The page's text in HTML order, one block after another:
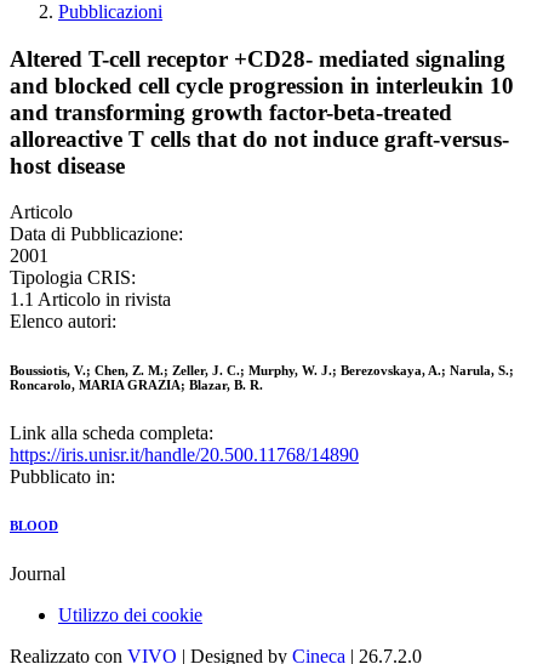
Pubblicazioni
Altered T-cell receptor +CD28- mediated signaling
and blocked cell cycle progression in interleukin 10
and transforming growth factor-beta-treated
alloreactive T cells that do not induce graft-versus-
host disease
Articolo
Data di Pubblicazione:
2001
Tipologia CRIS:
1.1 Articolo in rivista
Elenco autori:
Boussiotis, V.; Chen, Z. M.; Zeller, J. C.; Murphy, W. J.; Berezovskaya, A.; Narula, S.;
Roncarolo, MARIA GRAZIA; Blazar, B. R.
Link alla scheda completa:
https://iris.unisr.it/handle/20.500.11768/14890
Pubblicato in:
BLOOD
Journal
Utilizzo dei cookie
Realizzato con VIVO | Designed by Cineca | 26.7.2.0